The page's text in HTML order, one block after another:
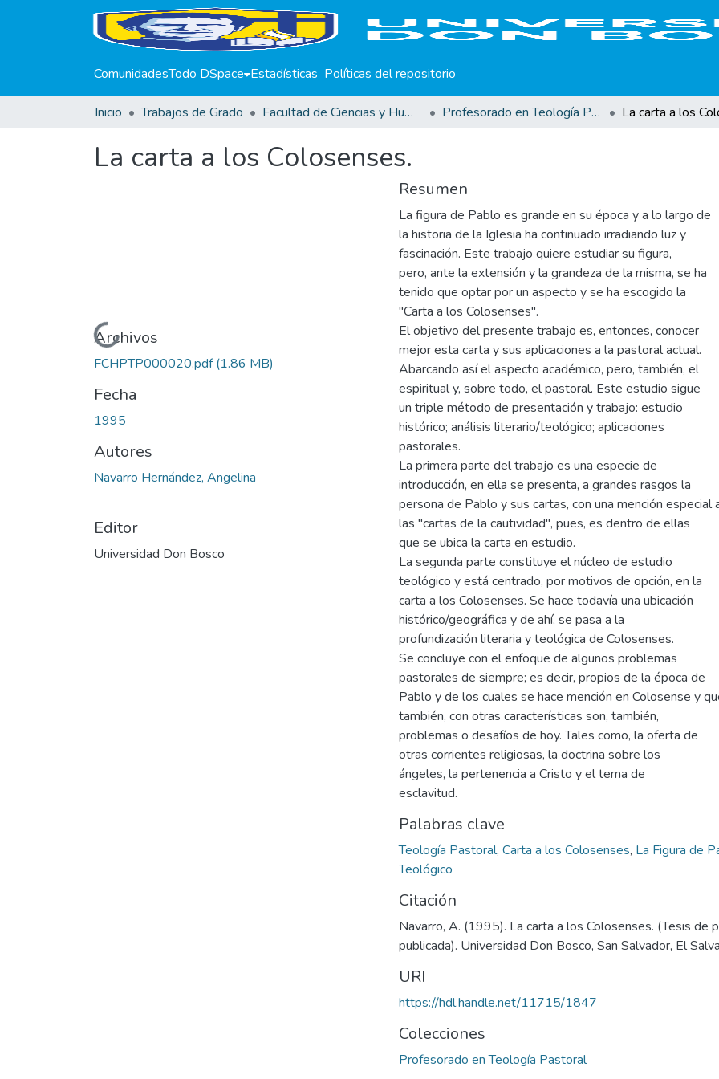
ComunidadesTodo DSpace Estadísticas Políticas del repositorio
Inicio Trabajos de Grado Facultad de Ciencias y Humanidades Profesorado en Teología Pastoral La carta a los
La carta a los Colosenses.
Cargando...
Archivos
FCHPTP000020.pdf(1.86 MB)
Fecha
1995
Autores
Navarro Hernández, Angelina
Editor
Universidad Don Bosco
Resumen
La figura de Pablo es grande en su época y a lo largo de
la historia de la Iglesia ha continuado irradiando luz y
fascinación. Este trabajo quiere estudiar su figura,
pero, ante la extensión y la grandeza de la misma, se ha
tenido que optar por un aspecto y se ha escogido la
"Carta a los Colosenses".
El objetivo del presente trabajo es, entonces, conocer
mejor esta carta y sus aplicaciones a la pastoral actual.
Abarcando así el aspecto académico, pero, también, el
espiritual y, sobre todo, el pastoral. Este estudio sigue
un triple método de presentación y trabajo: estudio
histórico; análisis literario/teológico; aplicaciones
pastorales.
La primera parte del trabajo es una especie de
introducción, en ella se presenta, a grandes rasgos la
persona de Pablo y sus cartas, con una mención especial
las "cartas de la cautividad", pues, es dentro de ellas
que se ubica la carta en estudio.
La segunda parte constituye el núcleo de estudio
teológico y está centrado, por motivos de opción, en la
carta a los Colosenses. Se hace todavía una ubicación
histórico/geográfica y de ahí, se pasa a la
profundización literaria y teológica de Colosenses.
Se concluye con el enfoque de algunos problemas
pastorales de siempre; es decir, propios de la época de
Pablo y de los cuales se hace mención en Colosense y
también, con otras características son, también,
problemas o desafíos de hoy. Tales como, la oferta de
otras corrientes religiosas, la doctrina sobre los
ángeles, la pertenencia a Cristo y el tema de
esclavitud.
Palabras clave
Teología Pastoral, Carta a los Colosenses, La Figura de
Teológico
Citación
Navarro, A. (1995). La carta a los Colosenses. (Tesis de
publicada). Universidad Don Bosco, San Salvador, El
URI
https://hdl.handle.net/11715/1847
Colecciones
Profesorado en Teología Pastoral